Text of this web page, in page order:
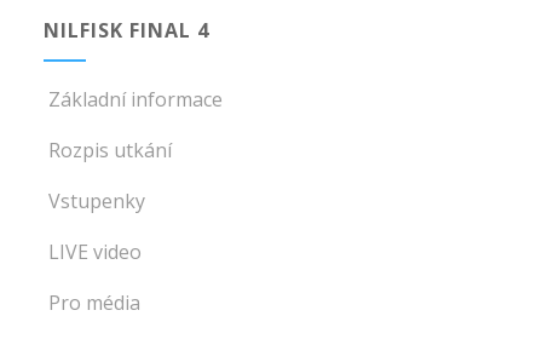
NILFISK FINAL 4
Základní informace
Rozpis utkání
Vstupenky
LIVE video
Pro média